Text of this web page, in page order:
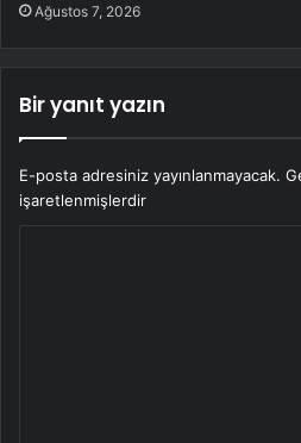
Ağustos 7, 2026
Bir yanıt yazın
E-posta adresiniz yayınlanmayacak.
işaretlenmişlerdir